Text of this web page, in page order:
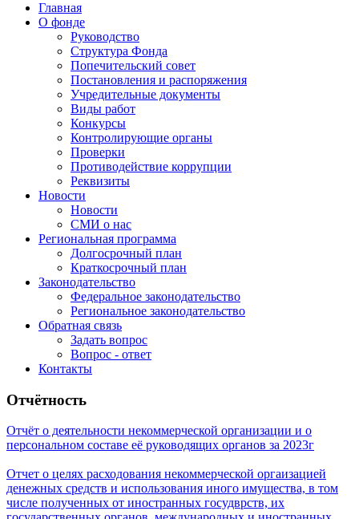
Главная
О фонде
Руководство
Структура Фонда
Попечительский совет
Постановления и распоряжения
Учредительные документы
Виды работ
Конкурсы
Контролирующие органы
Проверки
Противодействие коррупции
Реквизиты
Новости
Новости
СМИ о нас
Региональная программа
Долгосрочный план
Краткосрочный план
Законодательство
Федеральное законодательство
Региональное законодательство
Обратная связь
Задать вопрос
Вопрос - ответ
Контакты
Отчётность
Отчёт о деятельности некоммерческой организации и о
персональном составе её руководящих органов за 2023г
Отчет о целях расходования некоммерческой оргаизацией
денежных средств и использования иного имущества, в том
числе полученных от иностранных госудврств, их